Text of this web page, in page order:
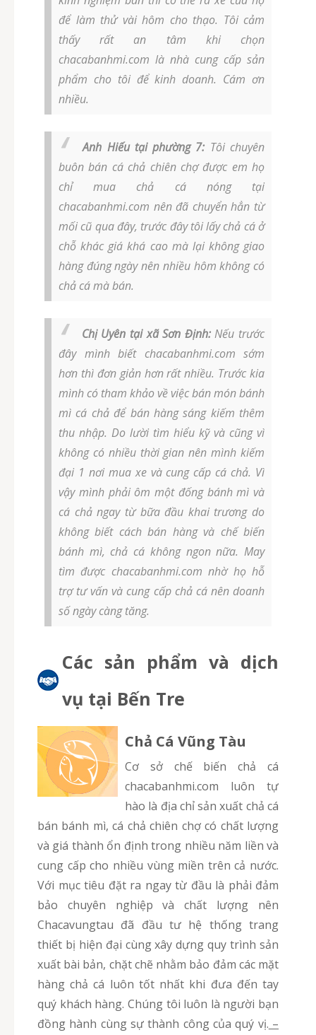
để làm thử vài hôm cho thạo. Tôi cảm
thấy rất an tâm khi chọn
chacabanhmi.com là nhà cung cấp sản
phẩm cho tôi để kinh doanh. Cám ơn
nhiều.
Anh Hiếu tại phường 7: Tôi chuyên
buôn bán cá chả chiên chợ được em họ
chỉ mua chả cá nóng tại
chacabanhmi.com nên đã chuyển hẳn từ
mối cũ qua đây, trước đây tôi lấy chả cá ở
chỗ khác giá khá cao mà lại không giao
hàng đúng ngày nên nhiều hôm không có
chả cá mà bán.
Chị Uyên tại xã Sơn Định:Nếu trước
đây mình biết chacabanhmi.com sớm
hơn thì đơn giản hơn rất nhiều. Trước kia
mình có tham khảo về việc bán món bánh
mì cá chả để bán hàng sáng kiếm thêm
thu nhập. Do lười tìm hiểu kỹ và cũng vì
không có nhiều thời gian nên mình kiếm
đại 1 nơi mua xe và cung cấp cá chả. Vì
vậy mình phải ôm một đống bánh mì và
cá chả ngay từ bữa đầu khai trương do
không biết cách bán hàng và chế biến
bánh mì, chả cá không ngon nữa. May
tìm được chacabanhmi.com nhờ họ hỗ
trợ tư vấn và cung cấp chả cá nên doanh
số ngày càng tăng.
Các sản phẩm và dịch
vụ tại Bến Tre
Chả Cá Vũng Tàu
Cơ sở chế biến chả cá
chacabanhmi.com luôn tự
hào là địa chỉ sản xuất chả cá
bán bánh mì, cá chả chiên chợ có chất lượng
và giá thành ổn định trong nhiều năm liền và
cung cấp cho nhiều vùng miền trên cả nước.
Với mục tiêu đặt ra ngay từ đầu là phải đảm
bảo chuyên nghiệp và chất lượng nên
Chacavungtau đã đầu tư hệ thống trang
thiết bị hiện đại cùng xây dựng quy trình sản
xuất bài bản, chặt chẽ nhằm bảo đảm các mặt
hàng chả cá luôn tốt nhất khi đưa đến tay
quý khách hàng. Chúng tôi luôn là người bạn
đồng hành cùng sự thành công của quý vị. –